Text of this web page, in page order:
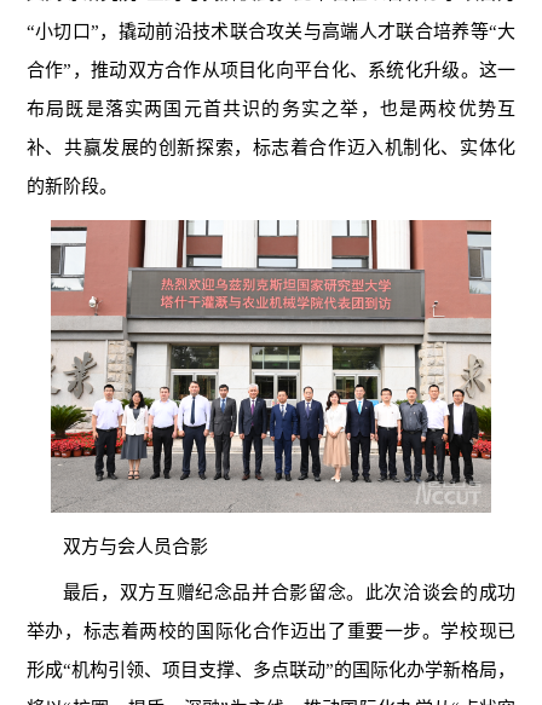
“小切口”，撬动前沿技术联合攻关与高端人才联合培养等“大
合作”，推动双方合作从项目化向平台化、系统化升级。这一
布局既是落实两国元首共识的务实之举，也是两校优势互
补、共赢发展的创新探索，标志着合作迈入机制化、实体化
的新阶段。
双方与会人员合影
最后，双方互赠纪念品并合影留念。此次洽谈会的成功
举办，标志着两校的国际化合作迈出了重要一步。学校现已
形成“机构引领、项目支撑、多点联动”的国际化办学新格局，